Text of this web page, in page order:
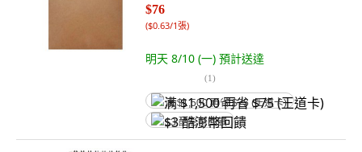
$76
($0.63/1張)
明天 8/10 (一) 預計送達
(1)
满 $1,500 再省 $75 (王道卡)
$3 酷澎幣回饋